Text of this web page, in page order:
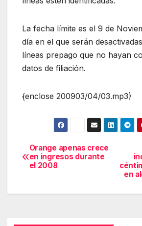
La fecha límite es el 9 de
día en el que serán
líneas prepago que no hayan
datos de filiación.
{enclose 200903/04/03.mp3}
Navegación
de
entradas
en
Orange apenas crece
en ingresos durante
el 2008